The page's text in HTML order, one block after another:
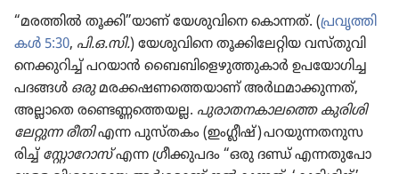
“മരത്തിൽ തൂക്കി”യാണ്‌ യേശു​വി​നെ കൊന്നത്‌. (പ്രവൃ​ത്തി​
കൾ 5:30, പി.ഒ.സി.) യേശു​വി​നെ തൂക്കി​ലേ​റ്റിയ വസ്‌തു​വി​
നെ​ക്കു​റിച്ച്‌ പറയാൻ ബൈബി​ളെ​ഴു​ത്തു​കാർ ഉപയോ​ഗിച്ച
പദങ്ങൾ ഒരുമരക്കഷണത്തെയാണ്‌ അർഥമാ​ക്കു​ന്നത്‌,
അല്ലാതെ രണ്ടെണ്ണ​ത്തെയല്ല. പുരാ​ത​ന​കാ​ലത്തെ കുരി​ശി​
ലേ​റ്റുന്ന രീതിഎന്ന പുസ്‌തകം (ഇംഗ്ലീഷ്‌) പറയു​ന്ന​ത​നു​സ​
രിച്ച്‌ സ്റ്റോ​റോസ്‌എന്ന ഗ്രീക്കു​പദം “ഒരു ദണ്ഡ്‌ എന്നതു​പോ​